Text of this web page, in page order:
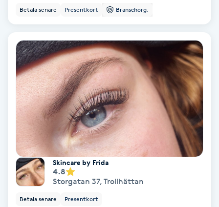
Hypnos
Hårbottenbehandling
Hårförlängning
Hälsa
Hälsprickor
Betala senare Presentkort Branschorg.
Skincare by Frida
4.8
Storgatan 37, Trollhättan
Betala senare Presentkort